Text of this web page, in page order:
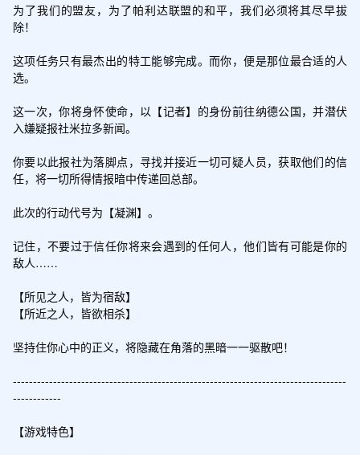
为了我们的盟友，为了帕利达联盟的和平，我们必须将其尽早拔
除！
这项任务只有最杰出的特工能够完成。而你，便是那位最合适的人
选。
这一次，你将身怀使命，以【记者】的身份前往纳德公国，并潜伏
入嫌疑报社米拉多新闻。
你要以此报社为落脚点，寻找并接近一切可疑人员，获取他们的信
任，将一切所得情报暗中传递回总部。
此次的行动代号为【凝渊】。
记住，不要过于信任你将来会遇到的任何人，他们皆有可能是你的
敌人……
【所见之人，皆为宿敌】
【所近之人，皆欲相杀】
坚持住你心中的正义，将隐藏在角落的黑暗一一驱散吧！
-----------------------------------------------------------------------------------
------------
【游戏特色】